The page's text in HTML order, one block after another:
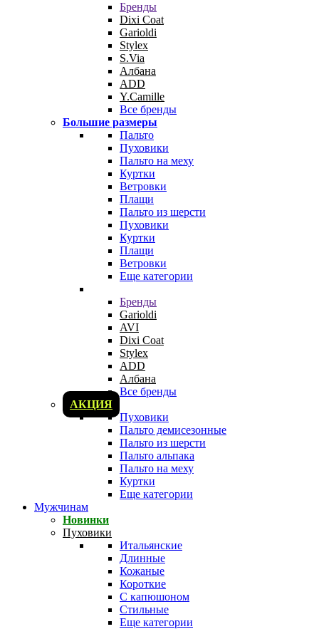
Бренды
Dixi Coat
Garioldi
Stylex
S.Via
Албана
ADD
Y.Camille
Все бренды
Большие размеры
Пальто
Пуховики
Пальто на меху
Куртки
Ветровки
Плащи
Пальто из шерсти
Пуховики
Куртки
Плащи
Ветровки
Еще категории
Бренды
Garioldi
AVI
Dixi Coat
Stylex
ADD
Албана
Все бренды
АКЦИЯ
Пуховики
Пальто демисезонные
Пальто из шерсти
Пальто альпака
Пальто на меху
Куртки
Еще категории
Мужчинам
Новинки
Пуховики
Итальянские
Длинные
Кожаные
Короткие
С капюшоном
Стильные
Еще категории